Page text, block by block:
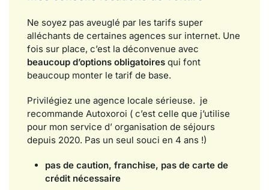
Ne soyez pas aveuglé par les tarifs super
alléchants de certaines agences sur internet. Une
fois sur place, c’est la déconvenue avec
beaucoup d’options obligatoires qui font
beaucoup monter le tarif de base.
Privilégiez une agence locale sérieuse. je
recommande Autoxoroi ( c’est celle que j’utilise
pour mon service d’ organisation de séjours
depuis 2020. Pas un seul souci en 4 ans !)
pas de caution, franchise, pas de carte de
crédit nécessaire